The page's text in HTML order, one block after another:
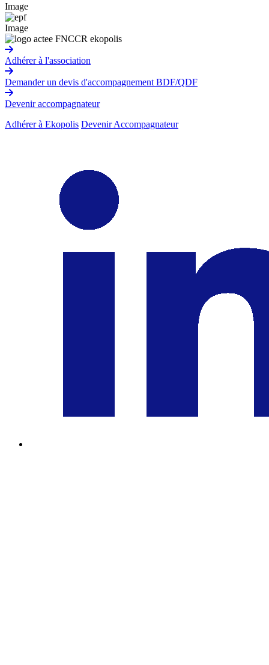
Image
Image
Adhérer à l'association
Demander un devis d'accompagnement BDF/QDF
Devenir accompagnateur
Adhérer à Ekopolis Devenir Accompagnateur